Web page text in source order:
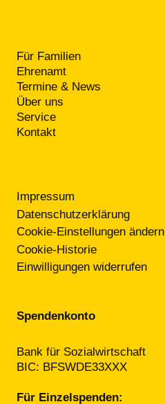
Für Familien
Ehrenamt
Termine & News
Über uns
Service
Kontakt
Impressum
Datenschutzerklärung
Cookie-Einstellungen ändern
Cookie-Historie
Einwilligungen widerrufen
Spendenkonto
Bank für Sozialwirtschaft
BIC: BFSWDE33XXX
Für Einzelspenden: